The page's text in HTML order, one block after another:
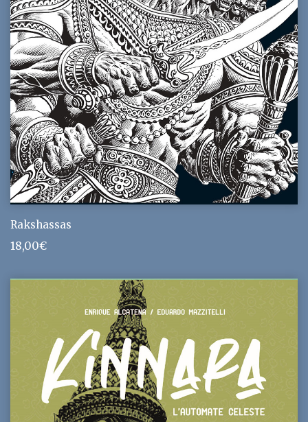
Rakshassas
18,00€